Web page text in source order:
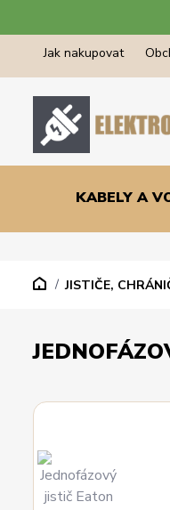
Jak nakupovat
KABELY A
JISTIČE,